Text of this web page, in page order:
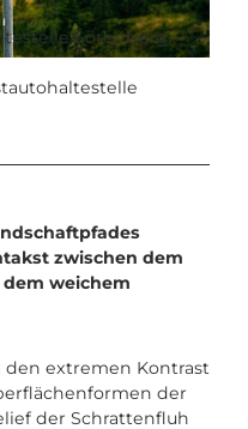
Sörenberg,
zwischen dem
weichem
extremen Kontrast
der
der Schrattenfluh